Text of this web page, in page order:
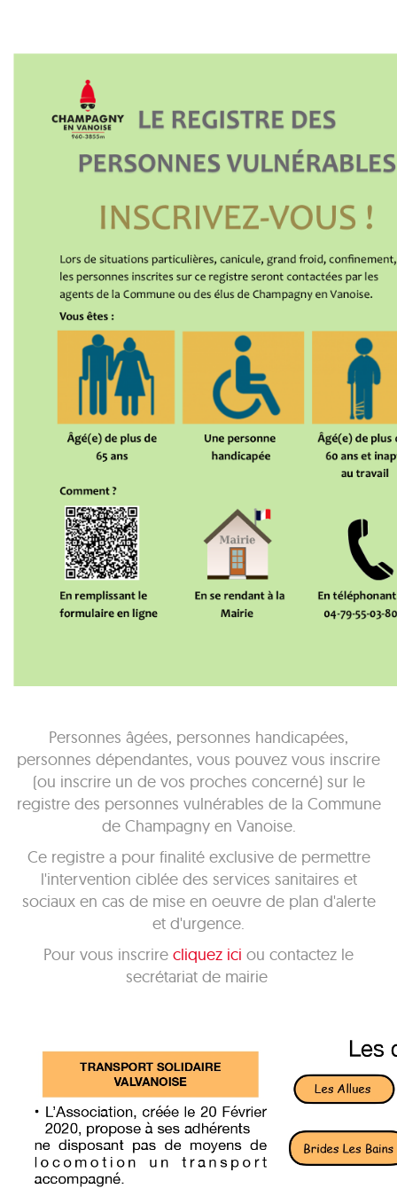
Personnes âgées, personnes handicapées,
personnes dépendantes, vous pouvez vous inscrire
(ou inscrire un de vos proches concerné) sur le
registre des personnes vulnérables de la Commune
de Champagny en Vanoise.
Ce registre a pour finalité exclusive de permettre
l'intervention ciblée des services sanitaires et
sociaux en cas de mise en oeuvre de plan d'alerte
et d'urgence.
Pour vous inscrire cliquez ici ou contactez le
secrétariat de mairie